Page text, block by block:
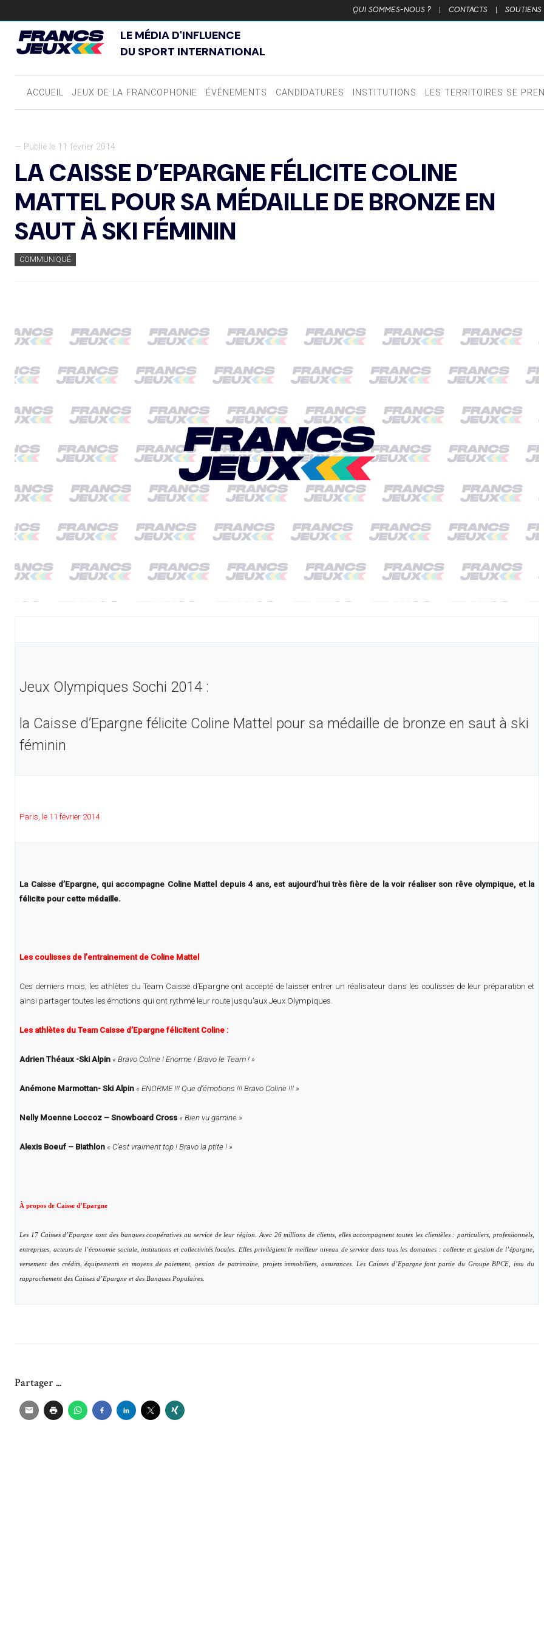
QUI SOMMES-NOUS ? | CONTACTS | SOUTIENS
LE MÉDIA D'INFLUENCE
DU SPORT INTERNATIONAL
ACCUEIL JEUX DE LA FRANCOPHONIE ÉVÉNEMENTS CANDIDATURES INSTITUTIONS LES TERRITOIRES SE
— Publié le 11 février 2014
LA CAISSE D’EPARGNE FÉLICITE COLINE
MATTEL POUR SA MÉDAILLE DE BRONZE EN
SAUT À SKI FÉMININ
COMMUNIQUÉ
Jeux Olympiques Sochi 2014 :
la Caisse d’Epargne félicite Coline Mattel pour sa médaille de bronze en saut à ski
féminin
Paris, le 11 février 2014
La Caisse d’Epargne, qui accompagne Coline Mattel depuis 4 ans, est aujourd’hui très fière de la voir réaliser son rêve olympique, et la
félicite pour cette médaille.
Les coulisses de l’entrainement de Coline Mattel
Ces derniers mois, les athlètes du Team Caisse d’Epargne ont accepté de laisser entrer un réalisateur dans les coulisses de leur préparation et
ainsi partager toutes les émotions qui ont rythmé leur route jusqu’aux Jeux Olympiques.
Les athlètes du Team Caisse d’Epargne félicitent Coline :
Adrien Théaux -Ski Alpin « Bravo Coline ! Enorme ! Bravo le Team ! »
Anémone Marmottan- Ski Alpin « ENORME !!! Que d’émotions !!! Bravo Coline !!! »
Nelly Moenne Loccoz – Snowboard Cross « Bien vu gamine »
Alexis Boeuf – Biathlon « C’est vraiment top ! Bravo la ptite ! »
À propos de Caisse d’Epargne
Les 17 Caisses d’Epargne sont des banques coopératives au service de leur région. Avec 26 millions de clients, elles accompagnent toutes les clientèles : particuliers, professionnels,
entreprises, acteurs de l’économie sociale, institutions et collectivités locales. Elles privilégient le meilleur niveau de service dans tous les domaines : collecte et gestion de l’épargne,
versement des crédits, équipements en moyens de paiement, gestion de patrimoine, projets immobiliers, assurances. Les Caisses d’Epargne font partie du Groupe BPCE, issu du
rapprochement des Caisses d’Epargne et des Banques Populaires.
Partager ...